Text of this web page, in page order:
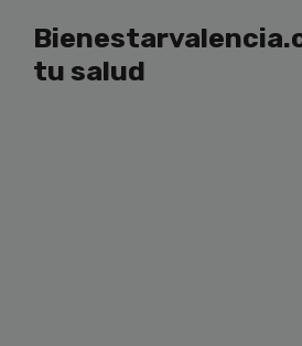
contenido
tu salud